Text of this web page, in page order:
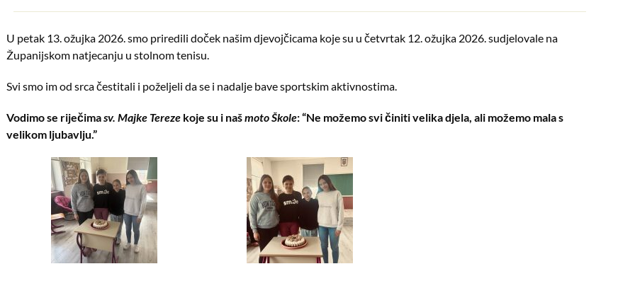
U petak 13. ožujka 2026. smo priredili doček našim djevojčicama koje su u četvrtak 12. ožujka 2026. sudjelovale na
Županijskom natjecanju u stolnom tenisu.
Svi smo im od srca čestitali i poželjeli da se i nadalje bave sportskim aktivnostima.
Vodimo se riječimasv. Majke Tereze koje su i našmoto Škole: “Ne možemo svi činiti velika djela, ali možemo mala s
velikom ljubavlju.”